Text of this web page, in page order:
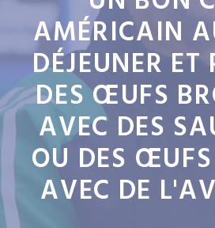
AMÉRICAIN
DÉJEUNER
DES ŒUFS
AVEC DES
OU DES
AVEC DE